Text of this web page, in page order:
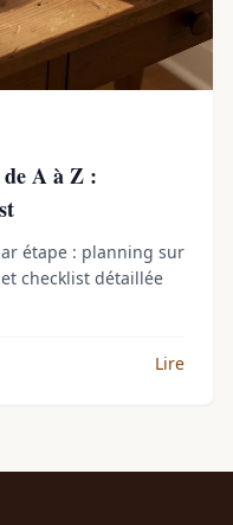
A à Z :
étape : planning sur
checklist détaillée
Lire